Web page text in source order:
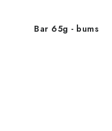
Bar 65g - bums